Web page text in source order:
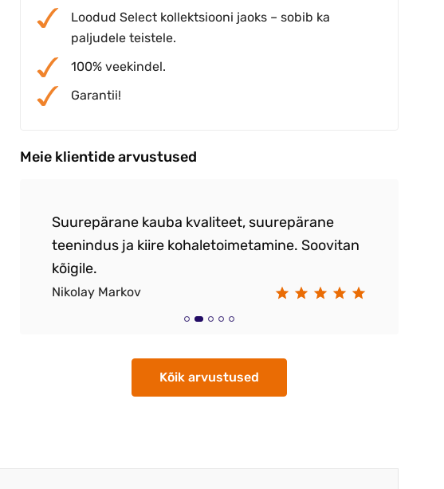
Loodud Select kollektsiooni jaoks – sobib ka
paljudele teistele.
100% veekindel.
Garantii!
Meie klientide arvustused
Suurepärane kauba kvaliteet, suurepärane
teenindus ja kiire kohaletoimetamine. Soovitan
kõigile.
Nikolay Markov
Kõik arvustused